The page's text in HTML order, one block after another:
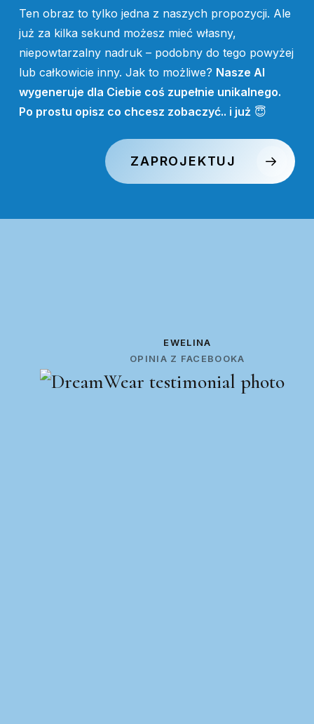
Ten obraz to tylko jedna z naszych propozycji. Ale
już za kilka sekund możesz mieć własny,
niepowtarzalny nadruk – podobny do tego powyżej
lub całkowicie inny. Jak to możliwe? Nasze AI
wygeneruje dla Ciebie coś zupełnie unikalnego.
Po prostu opisz co chcesz zobaczyć.. i już 😇
ZAPROJEKTUJ
EWELINA
OPINIA Z FACEBOOKA